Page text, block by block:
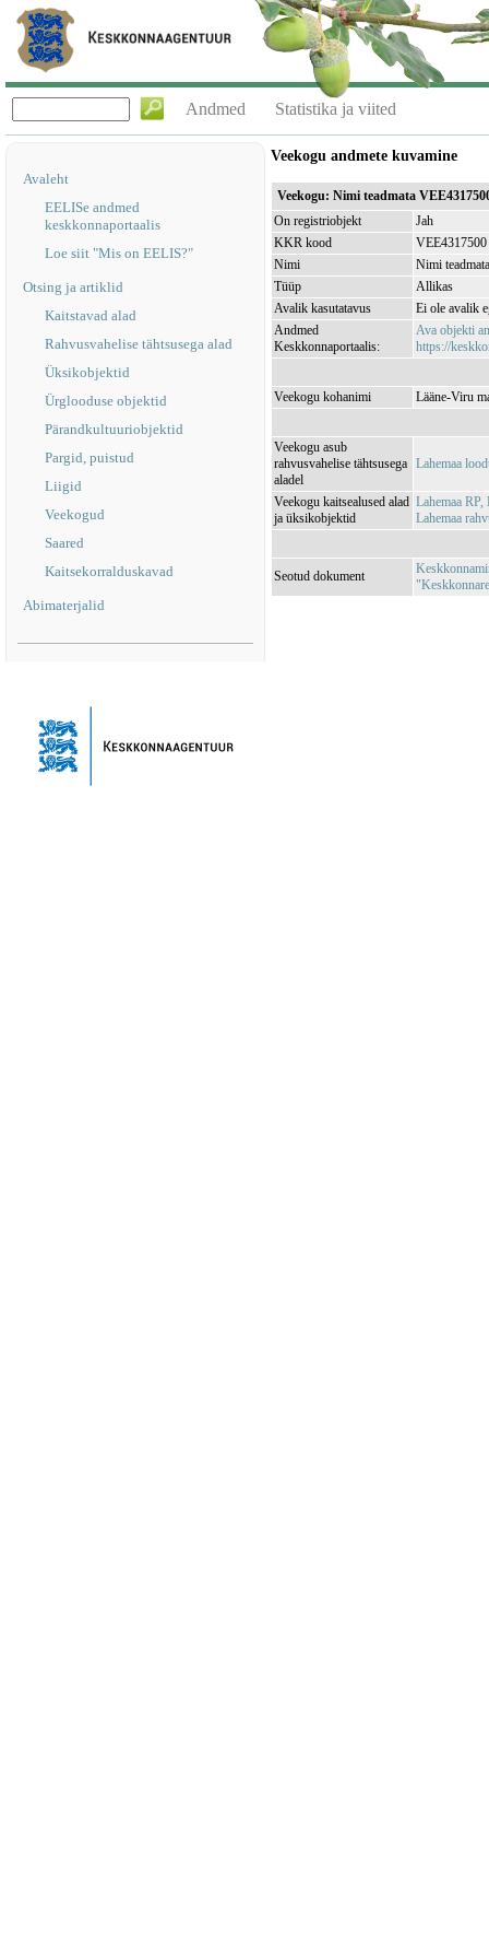
Andmed Statistika ja viited
Avaleht
EELISe andmed
keskkonnaportaalis
Loe siit "Mis on EELIS?"
Otsing ja artiklid
Kaitstavad alad
Rahvusvahelise tähtsusega alad
Üksikobjektid
Ürglooduse objektid
Pärandkultuuriobjektid
Pargid, puistud
Liigid
Veekogud
Saared
Kaitsekorralduskavad
Abimaterjalid
Veekogu andmete kuvamine
Veekogu: Nimi teadmata
On registriobjekt
Jah
KKR kood
VEE4317500
Nimi
Nimi teadmata
Tüüp
Allikas
Avalik kasutatavus
Ei ole avalik
Andmed
Keskkonnaportaalis:
Ava objekti
https://
Veekogu kohanimi Lääne-Viru
Veekogu asub
rahvusvahelise tähtsusega
aladel
Lahemaa
Veekogu kaitsealused alad
ja üksikobjektid
Lahemaa
Lahemaa
Seotud dokument